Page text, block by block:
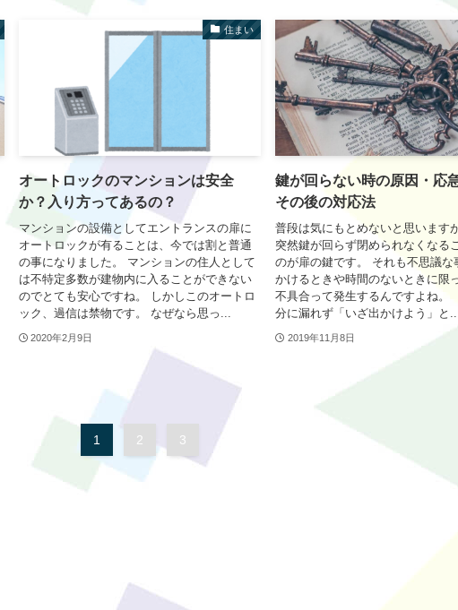
住まい
オートロックのマンションは安全
か？入り方ってあるの？
マンションの設備としてエントランスの扉に
オートロックが有ることは、今では割と普通
の事になりました。 マンションの住人として
は不特定多数が建物内に入ることができない
のでとても安心ですね。 しかしこのオートロ
ック、過信は禁物です。 なぜなら思っ...
2020年2月9日
鍵が回らない時の原因・応
その後の対応法
普段は気にもとめないと思います
突然鍵が回らず閉められなくなる
のが扉の鍵です。 それも不思議な
かけるときや時間のないときに限
不具合って発生するんですよね
分に漏れず「いざ出かけよう」と...
2019年11月8日
1 2 3